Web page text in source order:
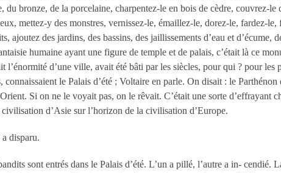
du bronze, de la porcelaine, charpentez-le en bois de cèdre, couvrez-
mettez-y des monstres, vernissez-le, émaillez-le, dorez-le, fardez-
ajoutez des jardins, des bassins, des jaillissements d’eau et d’écume,
humaine ayant une figure de temple et de palais, c’était là ce
l’énormité d’une ville, avait été bâti par les siècles, pour qui ? pour les
connaissaient le Palais d’été ; Voltaire en parle. On disait : le
Orient. Si on ne le voyait pas, on le rêvait. C’était une sorte
d’Asie sur l’horizon de la civilisation d’Europe.
disparu.
sont entrés dans le Palais d’été. L’un a pillé, l’autre a in-